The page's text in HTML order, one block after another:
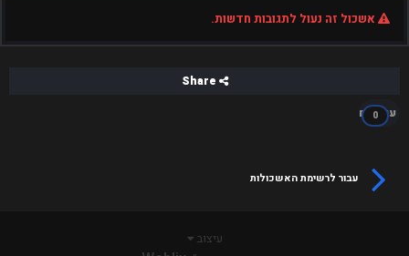
אשכול זה נעול לתגובות חדשות.
עוקבים
0
עבור לרשימת האשכולות
עיצוב